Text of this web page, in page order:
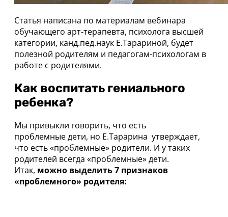
Статья написана по материалам вебинара
обучающего арт-терапевта, психолога высшей
категории, канд.пед.наук Е.Тарариной, будет
полезной родителям и педагогам-психологам в
работе с родителями.
Как воспитать гениального
ребенка?
Мы привыкли говорить, что есть
проблемные дети, но Е.Тарарина утверждает,
что есть «проблемные» родители. И у таких
родителей всегда «проблемные» дети.
Итак, можно выделить 7 признаков
«проблемного» родителя: